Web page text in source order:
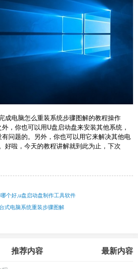
成电脑怎么重装系统步骤图解的教程操作
，你也可以用U盘启动盘来安装其他系统，
问题的。另外，你也可以用它来解决其他电
好啦，今天的教程讲解就到此为止，下次
个好,u盘启动盘制作工具软件
式电脑系统重装步骤图解
推荐内容 最新内容